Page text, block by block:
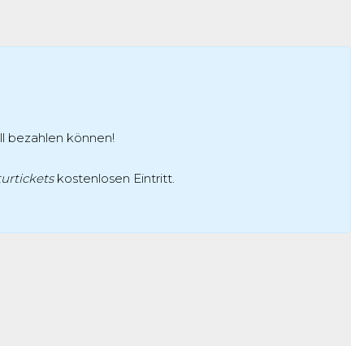
bezahlen können!
kostenlosen Eintritt.